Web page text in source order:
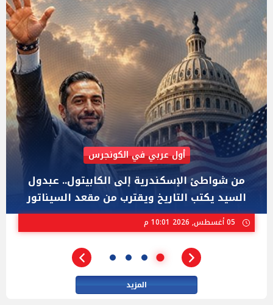
AIPAC رصدت 30 مليون دولار لإضعافه
"عبد الرحمن السيد" المصري الذى يواجه "هايلي
ستيفنز" وإيباك الاسرائيلية بإنتخابات ميشيجان
المزيد